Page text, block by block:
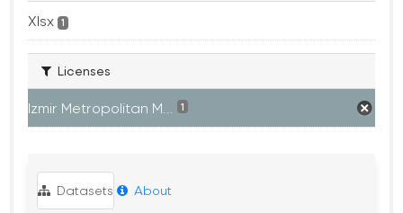
Xlsx 1
Licenses
Izmir Metropolitan M... 1
Datasets About